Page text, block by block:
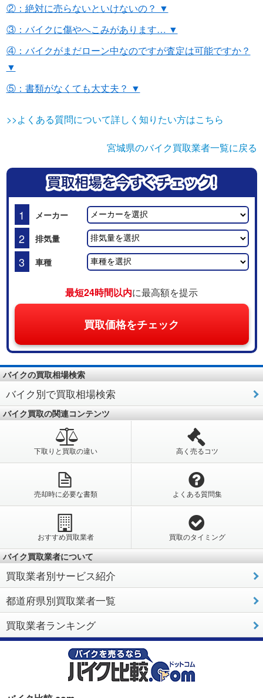
②：絶対に売らないといけないの？ ▼
③：バイクに傷やへこみがあります… ▼
④：バイクがまだローン中なのですが査定は可能ですか？
▼
⑤：書類がなくても大丈夫？ ▼
>>よくある質問について詳しく知りたい方はこちら
宮城県のバイク買取業者一覧に戻る
1 メーカー
2 排気量
3 車種
最短24時間以内に最高額を提示
買取価格をチェック
バイクの買取相場検索
バイク別で買取相場検索
バイク買取の関連コンテンツ
下取りと買取の違い 高く売るコツ
売却時に必要な書類 よくある質問集
おすすめ買取業者 買取のタイミング
バイク買取業者について
買取業者別サービス紹介
都道府県別買取業者一覧
買取業者ランキング